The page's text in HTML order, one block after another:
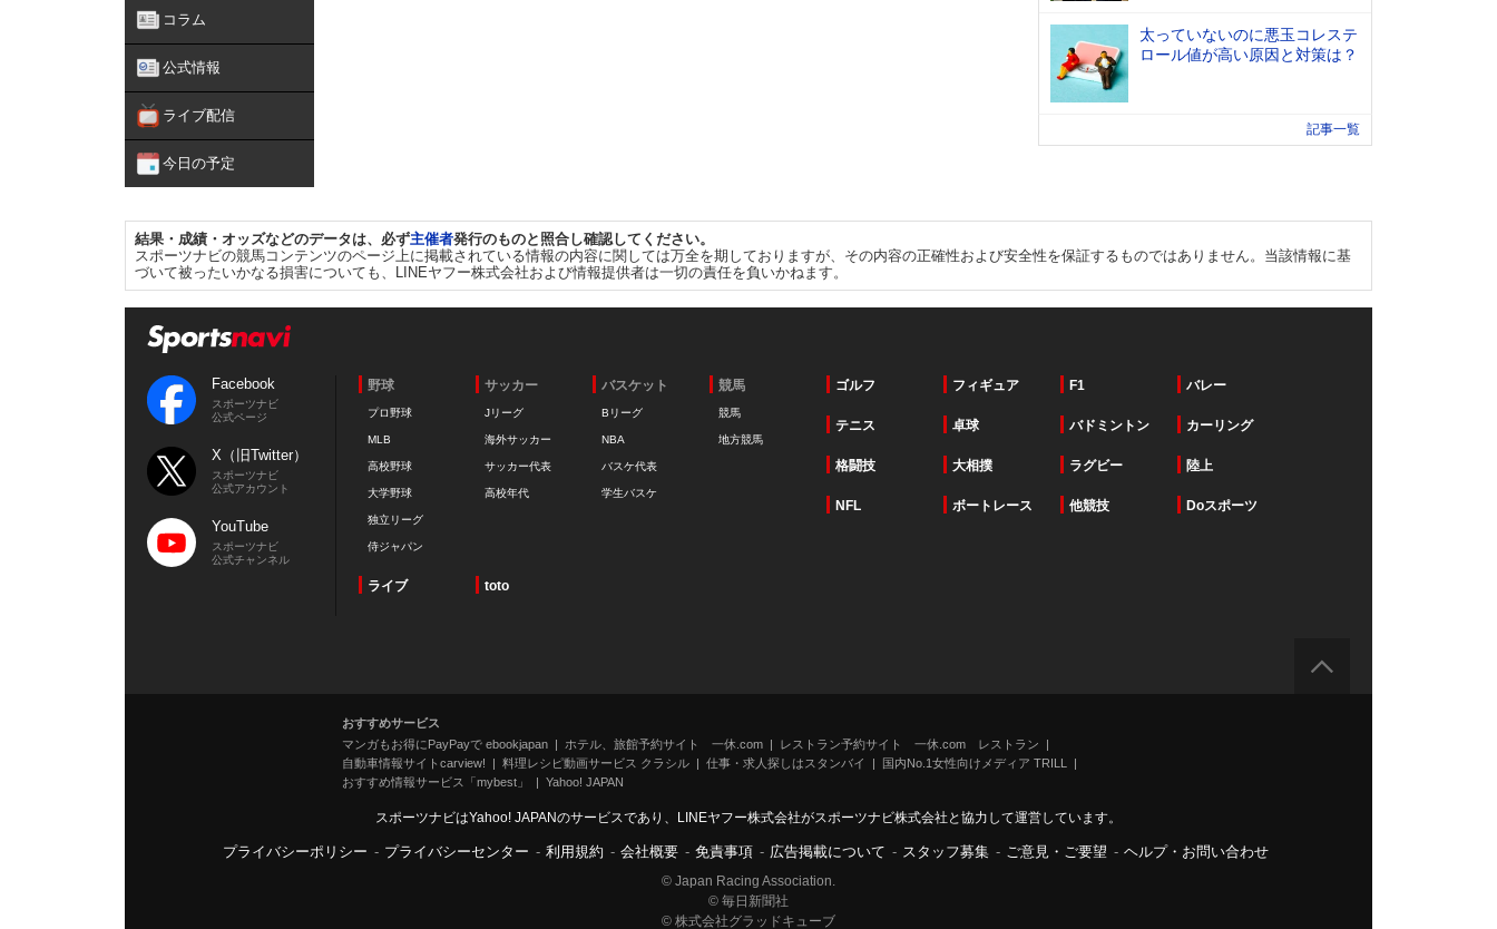
コラム
公式情報
ライブ配信
今日の予定
太っていないのに悪玉コレステ
ロール値が高い原因と対策は？
記事一覧
結果・成績・オッズなどのデータは、必ず主催者発行のものと照合し確認してください。
スポーツナビの競馬コンテンツのページ上に掲載されている情報の内容に関しては万全を期しておりますが、その内容の正確性および安全性を保証するものではありません。当該情報に基
づいて被ったいかなる損害についても、LINEヤフー株式会社および情報提供者は一切の責任を負いかねます。
Facebook
スポーツナビ
公式ページ
X（旧Twitter）
スポーツナビ
公式アカウント
YouTube
スポーツナビ
公式チャンネル
野球
プロ野球
MLB
高校野球
大学野球
独立リーグ
侍ジャパン
サッカー
Jリーグ
海外サッカー
サッカー代表
高校年代
バスケット
Bリーグ
NBA
バスケ代表
学生バスケ
競馬
競馬
地方競馬
ゴルフ フィギュア F1 バレー
テニス 卓球 バドミントン カーリング
格闘技 大相撲 ラグビー 陸上
NFL ボートレース 他競技 Doスポーツ
ライブ toto
おすすめサービス
マンガもお得にPayPayで ebookjapan
ホテル、旅館予約サイト 一休.com
レストラン予約サイト 一休.com レストラン
自動車情報サイトcarview!
料理レシピ動画サービス クラシル 仕事・求人探しはスタンバイ
国内No.1女性向けメディア TRILL
おすすめ情報サービス「mybest」
Yahoo! JAPAN
スポーツナビはYahoo! JAPANのサービスであり、LINEヤフー株式会社がスポーツナビ株式会社と協力して運営しています。
プライバシーポリシー - プライバシーセンター - 利用規約 - 会社概要 - 免責事項 - 広告掲載について - スタッフ募集 - ご意見・ご要望 - ヘルプ・お問い合わせ
© Japan Racing Association.
© 毎日新聞社
© 株式会社グラッドキューブ